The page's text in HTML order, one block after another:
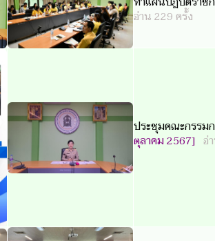
อ่าน 229 ครั้ง
ประชุมคณะกรรม
ตุลาคม 2567] อ่